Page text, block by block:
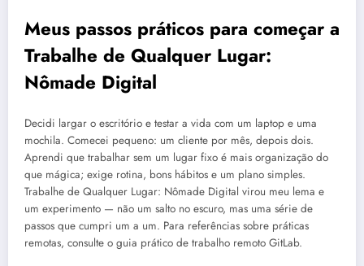
Meus passos práticos para começar a
Trabalhe de Qualquer Lugar:
Nômade Digital
Decidi largar o escritório e testar a vida com um laptop e uma
mochila. Comecei pequeno: um cliente por mês, depois dois.
Aprendi que trabalhar sem um lugar fixo é mais organização do
que mágica; exige rotina, bons hábitos e um plano simples.
Trabalhe de Qualquer Lugar: Nômade Digital virou meu lema e
um experimento — não um salto no escuro, mas uma série de
passos que cumpri um a um. Para referências sobre práticas
remotas, consulte o guia prático de trabalho remoto GitLab.